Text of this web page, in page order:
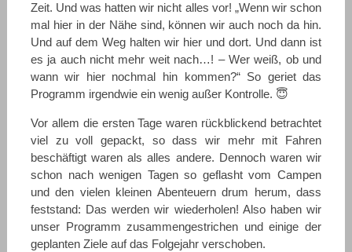
Zeit. Und was hatten wir nicht alles vor! „Wenn wir schon
mal hier in der Nähe sind, können wir auch noch da hin.
Und auf dem Weg halten wir hier und dort. Und dann ist
es ja auch nicht mehr weit nach…! – Wer weiß, ob und
wann wir hier nochmal hin kommen?“ So geriet das
Programm irgendwie ein wenig außer Kontrolle. 😇
Vor allem die ersten Tage waren rückblickend betrachtet
viel zu voll gepackt, so dass wir mehr mit Fahren
beschäftigt waren als alles andere. Dennoch waren wir
schon nach wenigen Tagen so geflasht vom Campen
und den vielen kleinen Abenteuern drum herum, dass
feststand: Das werden wir wiederholen! Also haben wir
unser Programm zusammengestrichen und einige der
geplanten Ziele auf das Folgejahr verschoben.